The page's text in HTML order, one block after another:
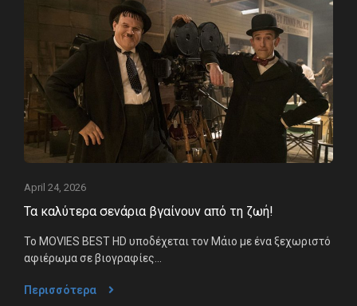
April 24, 2026
Τα καλύτερα σενάρια βγαίνουν από τη ζωή!
Το MOVIES BEST HD υποδέχεται τον Μάιο με ένα ξεχωριστό
αφιέρωμα σε βιογραφίες...
Περισσότερα